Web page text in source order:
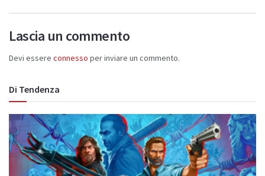
Lascia un commento
Devi essere connesso per inviare un commento.
Di Tendenza